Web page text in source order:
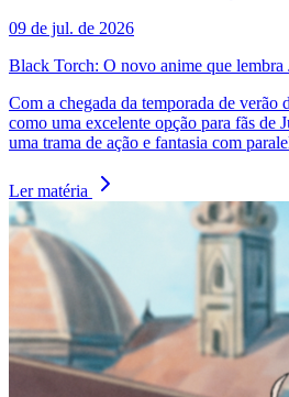
09 de jul. de 2026
Black Torch: O novo anime que lembra
Com a chegada da temporada de
como uma excelente opção para fãs de
uma trama de ação e fantasia com
Ler matéria